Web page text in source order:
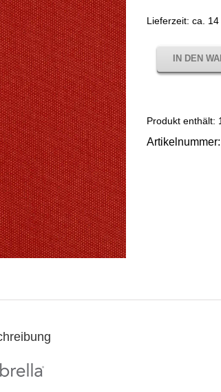
Lieferzeit: ca. 14
IN DEN
Produkt enthält: 1
Artikelnummer: